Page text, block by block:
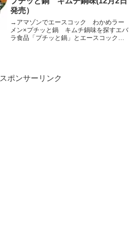
発売）
→アマゾンでエースコック わかめラー
メン×プチッと鍋 キムチ鍋味を探すエバ
ラ食品「プチッと鍋」とエースコック
スポンサーリンク